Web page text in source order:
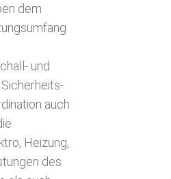
dem
und
auch
Heizung,
des